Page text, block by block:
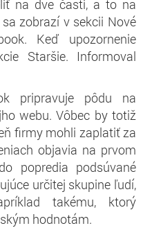
na dve časti, a to na
sa zobrazí v sekcii Nové
Keď upozornenie
Staršie. Informoval
pripravuje pôdu na
webu. Vôbec by totiž
firmy mohli zaplatiť za
objavia na prvom
popredia podsúvané
určitej skupine ľudí,
takému, ktorý
hodnotám.